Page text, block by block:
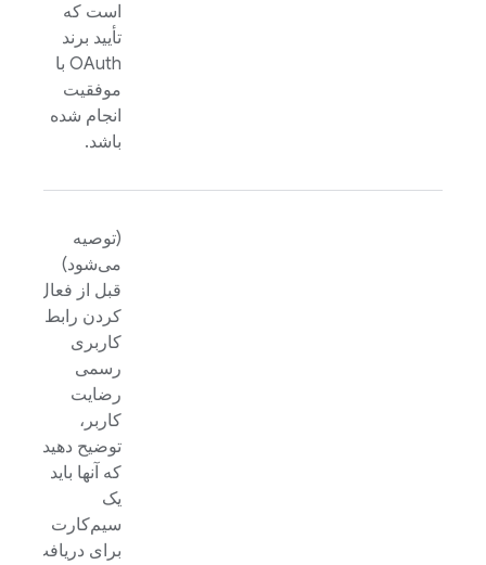
است که
تأیید برند
OAuth با
موفقیت
انجام شده
باشد.
(توصیه
می‌شود)
قبل از فعال
کردن رابط
کاربری
رسمی
رضایت
کاربر،
توضیح دهید
که آنها باید
یک
سیم‌کارت
برای دریافت